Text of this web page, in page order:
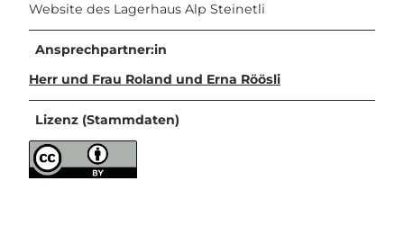
Website des Lagerhaus Alp Steinetli
Ansprechpartner:in
Herr und Frau Roland und Erna Röösli
Lizenz (Stammdaten)